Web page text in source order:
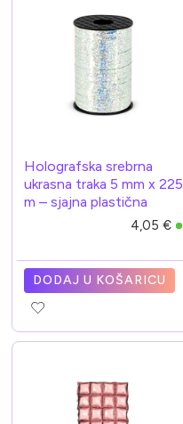
Holografska srebrna
ukrasna traka 5 mm x 225
m – sjajna plastična
4,05 €
DODAJ U KOŠARICU